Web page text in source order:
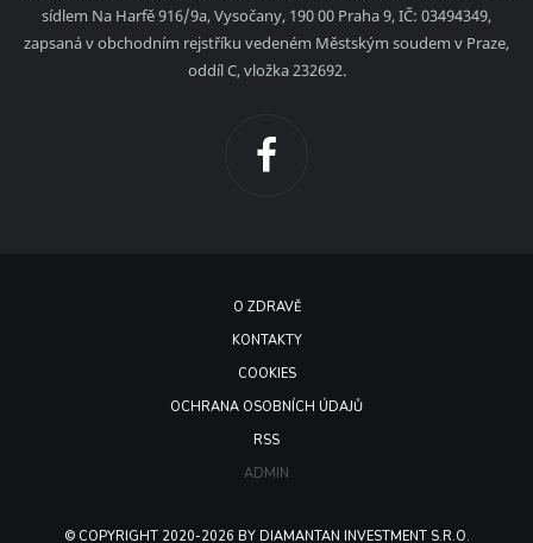
sídlem Na Harfě 916/9a, Vysočany, 190 00 Praha 9, IČ: 03494349,
zapsaná v obchodním rejstříku vedeném Městským soudem v Praze,
oddíl C, vložka 232692.
O ZDRAVĚ
KONTAKTY
COOKIES
OCHRANA OSOBNÍCH ÚDAJŮ
RSS
ADMIN
© COPYRIGHT 2020-2026 BY DIAMANTAN INVESTMENT S.R.O.